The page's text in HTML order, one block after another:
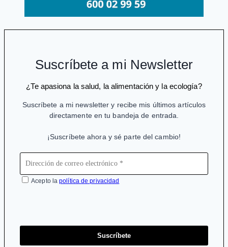
Suscríbete a mi Newsletter
¿Te apasiona la salud, la alimentación y la ecología?
Suscríbete a mi newsletter y recibe mis últimos artículos
directamente en tu bandeja de entrada.
¡Suscríbete ahora y sé parte del cambio!
Acepto lapolítica de privacidad
Suscríbete